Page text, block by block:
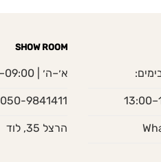
SHOW ROOM
א׳–ה׳ | 09:00–17:00 ו׳ | 10:00–13:00
050-9841411 - רכישה טלפונית
הרצל 35, לוד